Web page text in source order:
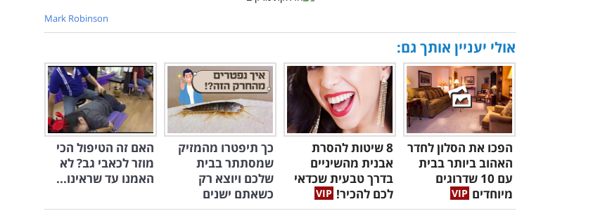
Mark Robinson
אולי יעניין אותך גם:
הפכו את הסלון לחדר
האהוב ביותר בבית
עם 10 שדרוגים
מיוחדים
8 שיטות להסרת
אבנית מהשיניים
בדרך טבעית שכדאי
לכם להכיר!
כך תיפטרו מהמזיק
שמסתתר בבית
שלכם ויוצא רק
כשאתם ישנים
האם זה הטיפול הכי
מוזר לכאבי גב? לא
האמנו עד שראינו...